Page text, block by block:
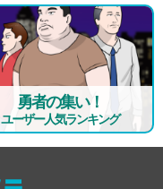
勇者の集い！
ユーザー人気ランキング